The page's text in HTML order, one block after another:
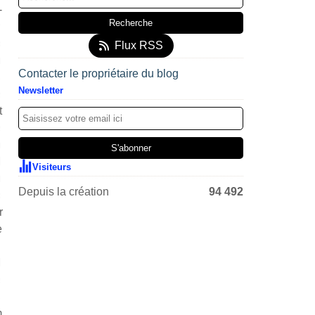
Flux RSS
Contacter le propriétaire du blog
Newsletter
Visiteurs
Depuis la création 94 492